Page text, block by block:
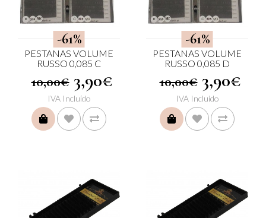
-61%
PESTANAS VOLUME
RUSSO 0,085 C
10,00€ 3,90€
IVA Incluído
COMPRAR
-61%
PESTANAS VOLUME
RUSSO 0,085 D
10,00€ 3,90€
IVA Incluído
COMPRAR